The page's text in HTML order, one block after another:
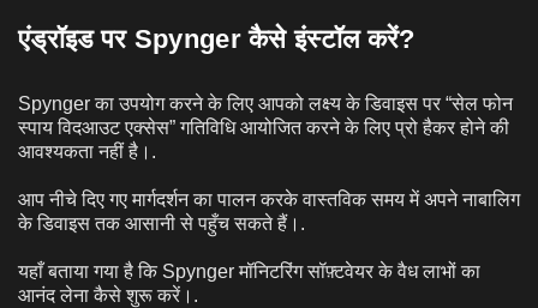
एंड्रॉइड पर Spynger कैसे इंस्टॉल करें?
Spynger का उपयोग करने के लिए आपको लक्ष्य के डिवाइस पर “सेल फोन
स्पाय विदआउट एक्सेस” गतिविधि आयोजित करने के लिए प्रो हैकर होने की
आवश्यकता नहीं है।.
आप नीचे दिए गए मार्गदर्शन का पालन करके वास्तविक समय में अपने नाबालिग
के डिवाइस तक आसानी से पहुँच सकते हैं।.
यहाँ बताया गया है कि Spynger मॉनिटरिंग सॉफ़्टवेयर के वैध लाभों का
आनंद लेना कैसे शुरू करें।.